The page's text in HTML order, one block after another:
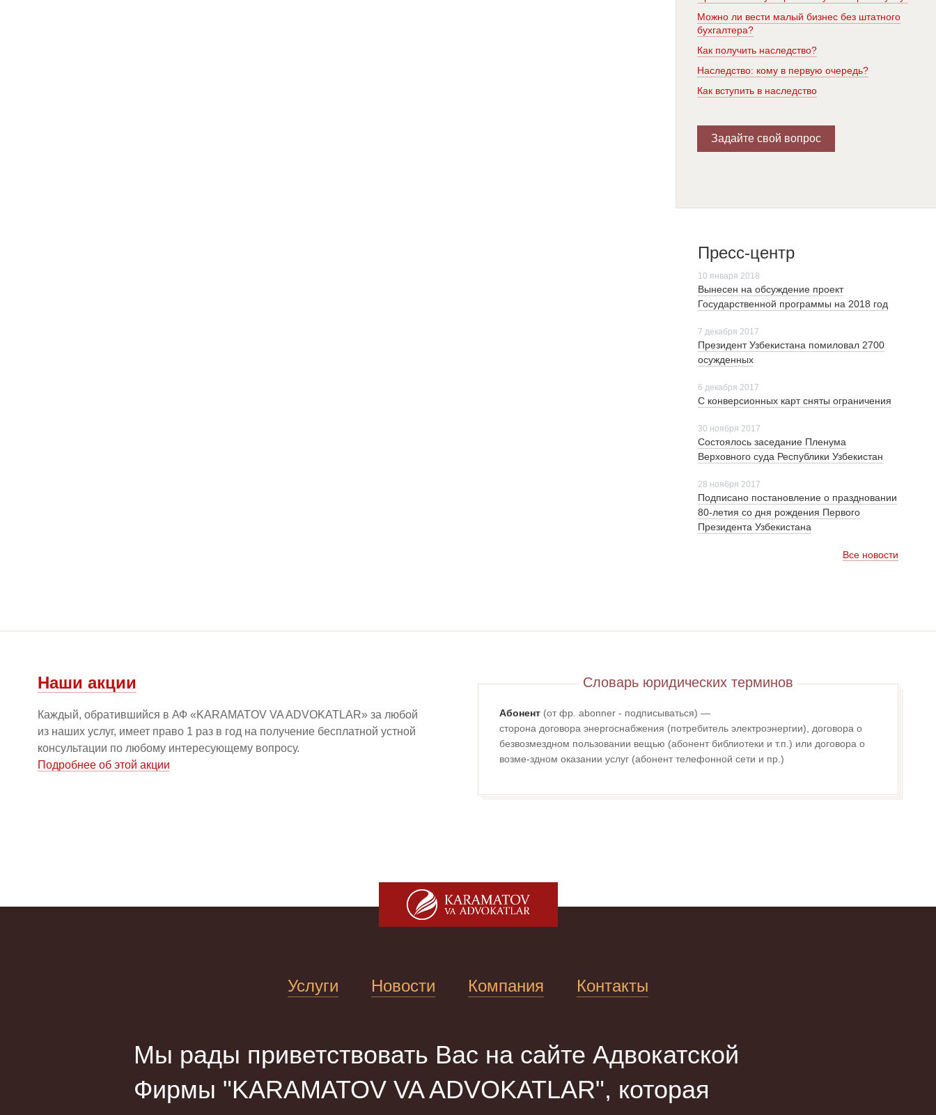
Можно ли вести малый бизнес без штатного
бухгалтера?
Как получить наследство?
Наследство: кому в первую очередь?
Как вступить в наследство
Задайте свой вопрос
Пресс-центр
10 января 2018
Вынесен на обсуждение проект
Государственной программы на 2018 год
7 декабря 2017
Президент Узбекистана помиловал 2700
осужденных
6 декабря 2017
С конверсионных карт сняты ограничения
30 ноября 2017
Cостоялось заседание Пленума
Верховного суда Республики Узбекистан
28 ноября 2017
Подписано постановление о праздновании
80-летия со дня рождения Первого
Президента Узбекистана
Все новости
Наши акции
Каждый, обратившийся в АФ «KARAMATOV VA ADVOKATLAR» за любой
из наших услуг, имеет право 1 раз в год на получение бесплатной устной
консультации по любому интересующему вопросу.
Подробнее об этой акции
Словарь юридических терминов
Абонент (от фр. abonner - подписываться) —
сторона договора энергоснабжения (потребитель электроэнергии), договора о
безвозмездном пользовании вещью (абонент библиотеки и т.п.) или договора о
возме-здном оказании услуг (абонент телефонной сети и пр.)
Услуги Новости Компания Контакты
Мы рады приветствовать Вас на сайте Адвокатской
Фирмы "KARAMATOV VA ADVOKATLAR", которая